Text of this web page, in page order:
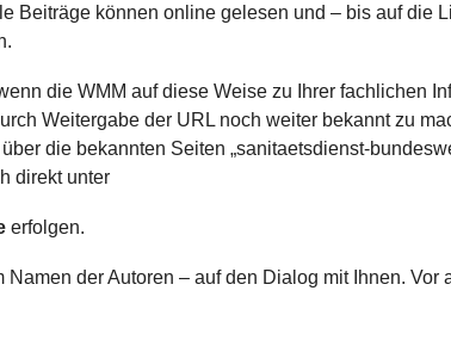
Beiträge können online gelesen und – bis auf die
die WMM auf diese Weise zu Ihrer fachlichen
Weitergabe der URL noch weiter bekannt zu
die bekannten Seiten „sanitaetsdienst-
direkt unter
erfolgen.
Namen der Autoren – auf den Dialog mit Ihnen. Vor